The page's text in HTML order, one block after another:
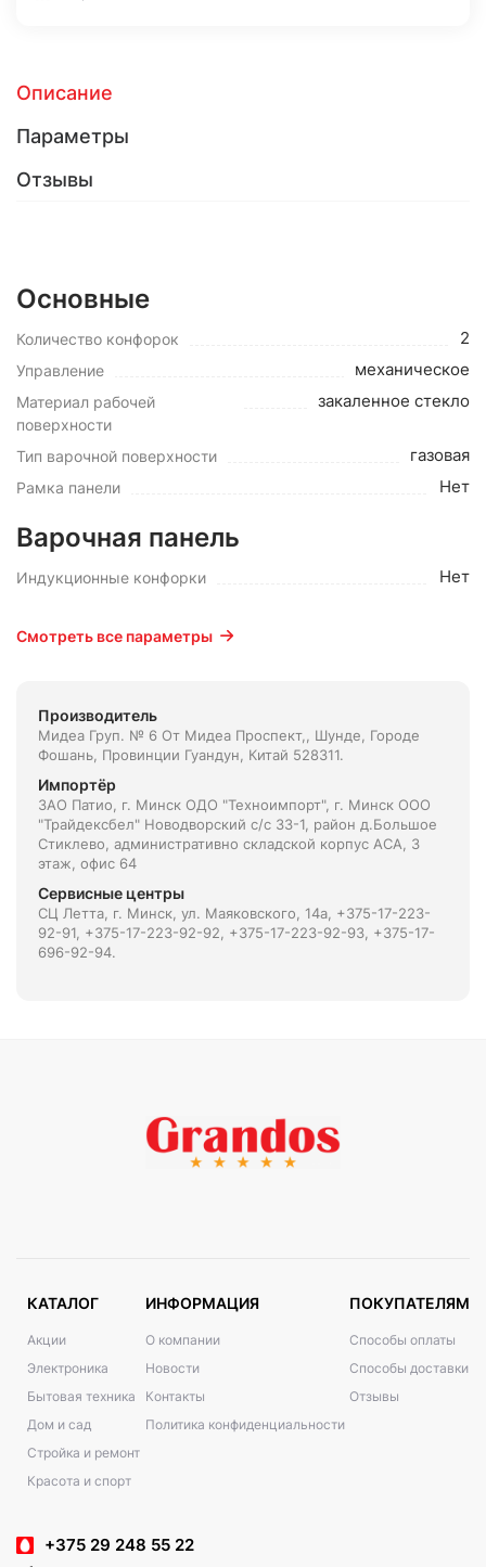
Описание
Параметры
Отзывы
Основные
Количество конфорок 2
Управление механическое
Материал рабочей
поверхности
закаленное стекло
Тип варочной поверхности газовая
Рамка панели Нет
Варочная панель
Индукционные конфорки Нет
Смотреть все параметры
Производитель
Мидеа Груп. № 6 От Мидеа Проспект,, Шунде, Городе
Фошань, Провинции Гуандун, Китай 528311.
Импортёр
ЗАО Патио, г. Минск ОДО "Техноимпорт", г. Минск ООО
"Трайдексбел" Новодворский с/с 33-1, район д.Большое
Стиклево, административно складской корпус АСА, 3
этаж, офис 64
Сервисные центры
СЦ Летта, г. Минск, ул. Маяковского, 14а, +375-17-223-
92-91, +375-17-223-92-92, +375-17-223-92-93, +375-17-
696-92-94.
КАТАЛОГ
Акции
Электроника
Бытовая техника
Дом и сад
Стройка и ремонт
Красота и спорт
ИНФОРМАЦИЯ
О компании
Новости
Контакты
Политика конфиденциальности
ПОКУПАТЕЛЯМ
Способы оплаты
Способы доставки
Отзывы
+375 29 248 55 22